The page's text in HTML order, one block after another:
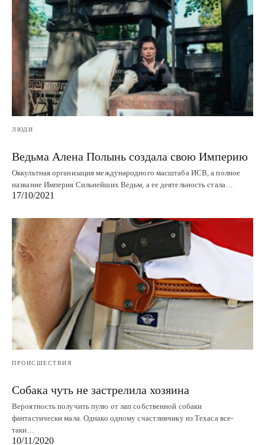
ЛЮДИ
Ведьма Алена Полынь создала свою Империю
Оккультная организация международного масштаба ИСВ, а полное
название Империя Сильнейших Ведьм, а ее деятельность стала…
17/10/2021
ПРОИСШЕСТВИЯ
Собака чуть не застрелила хозяина
Вероятность получить пулю от лап собственной собаки
фантастически мала. Однако одному счастливчику из Техаса все-
таки…
10/11/2020